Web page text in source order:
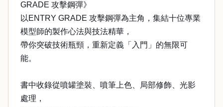
GRADE 攻擊鋼彈》
以ENTRY GRADE 攻擊鋼彈為主角，集結十位專業
模型師的製作心法與技法精華，
帶你突破技術瓶頸，重新定義「入門」的無限可
能。
書中收錄從噴罐塗裝、噴筆上色、局部修飾、光影
處理，